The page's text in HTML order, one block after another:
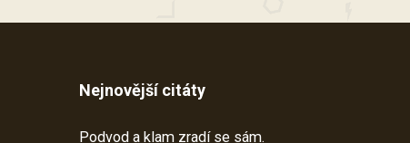
Nejnovější citáty
Podvod a klam zradí se sám.